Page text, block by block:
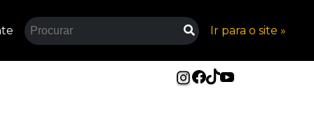
Ir para o site »